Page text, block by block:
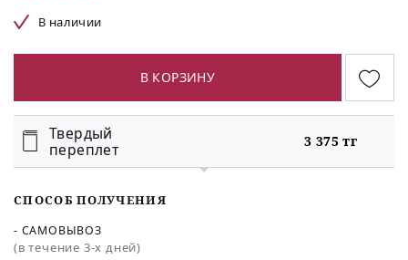
В наличии
В КОРЗИНУ
Твердый
переплет
3 375 тг
СПОСОБ ПОЛУЧЕНИЯ
- САМОВЫВОЗ
(в течение 3-х дней)